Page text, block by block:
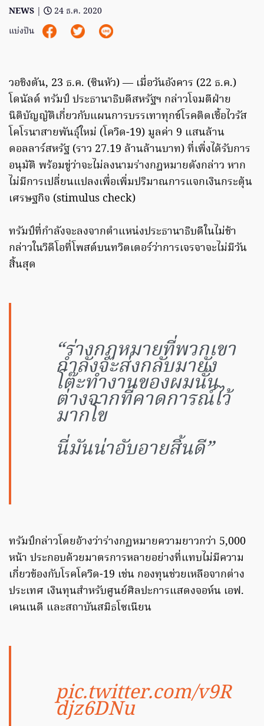
NEWS |
24 ธ.ค. 2020
แบ่งปัน
วอชิงตัน, 23 ธ.ค. (ซินหัว) — เมื่อวันอังคาร (22 ธ.ค.)
โดนัลด์ ทรัมป์ ประธานาธิบดีสหรัฐฯ กล่าวโจมตีฝ่าย
นิติบัญญัติเกี่ยวกับแผนการบรรเทาทุกข์โรคติดเชื้อไวรัส
โคโรนาสายพันธุ์ใหม่ (โควิด-19) มูลค่า 9 แสนล้าน
ดอลลาร์สหรัฐ (ราว 27.19 ล้านล้านบาท) ที่เพิ่งได้รับการ
อนุมัติ พร้อมขู่ว่าจะไม่ลงนามร่างกฎหมายดังกล่าว หาก
ไม่มีการเปลี่ยนแปลงเพื่อเพิ่มปริมาณการแจกเงินกระตุ้น
เศรษฐกิจ (stimulus check)
ทรัมป์ที่กำลังจะลงจากตำแหน่งประธานาธิบดีในไม่ช้า
กล่าวในวิดีโอที่โพสต์บนทวิตเตอร์ว่าการเจรจาจะไม่มีวัน
สิ้นสุด
“ร่างกฏหมายที่พวกเขา
กำลังจะส่งกลับมายัง
โต๊ะทำงานของผมนั้น
ต่างจากที่คาดการณ์ไว้
มากโข
นี่มันน่าอับอายสิ้นดี”
ทรัมป์กล่าวโดยอ้างว่าร่างกฏหมายความยาวกว่า 5,000
หน้า ประกอบด้วยมาตรการหลายอย่างที่แทบไม่มีความ
เกี่ยวข้องกับโรคโควิด-19 เช่น กองทุนช่วยเหลือจากต่าง
ประเทศ เงินทุนสำหรับศูนย์ศิลปะการแสดงจอห์น เอฟ.
เคนเนดี และสถาบันสมิธโซเนียน
pic.twitter.com/v9R
djz6DNu